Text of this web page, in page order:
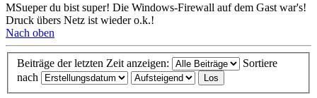
MSueper du bist super! Die Windows-Firewall auf dem Gast war's!
Druck übers Netz ist wieder o.k.!
Nach oben
Beiträge der letzten Zeit anzeigen:
Sortiere
nach